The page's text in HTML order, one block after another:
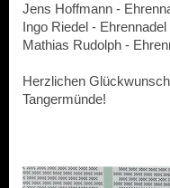
Jens Hoffmann -
Ingo Riedel - Ehrennadel
Mathias Rudolph -
Herzlichen
Tangermünde!